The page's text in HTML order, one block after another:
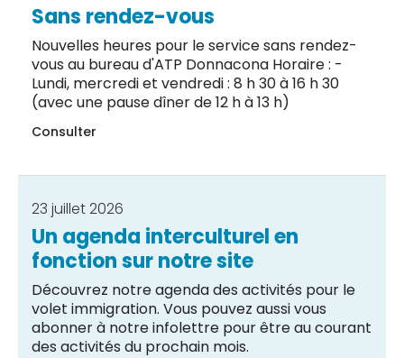
Sans rendez-vous
Nouvelles heures pour le service sans rendez-
vous au bureau d'ATP Donnacona Horaire : -
Lundi, mercredi et vendredi : 8 h 30 à 16 h 30
(avec une pause dîner de 12 h à 13 h)
Consulter
23 juillet 2026
Un agenda interculturel en
fonction sur notre site
Découvrez notre agenda des activités pour le
volet immigration. Vous pouvez aussi vous
abonner à notre infolettre pour être au courant
des activités du prochain mois.